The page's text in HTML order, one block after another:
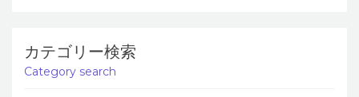
カテゴリー検索
Category search